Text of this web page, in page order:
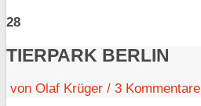
28
TIERPARK BERLIN
von Olaf Krüger / 3 Kommentare